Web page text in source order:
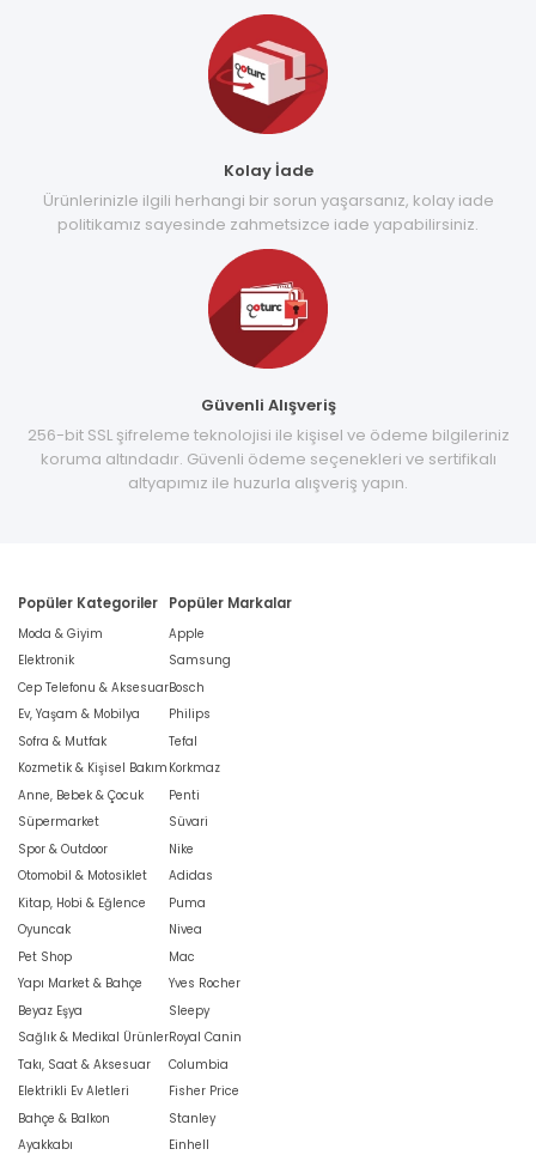
Kolay İade
Ürünlerinizle ilgili herhangi bir sorun yaşarsanız, kolay iade
politikamız sayesinde zahmetsizce iade yapabilirsiniz.
Güvenli Alışveriş
256-bit SSL şifreleme teknolojisi ile kişisel ve ödeme bilgileriniz
koruma altındadır. Güvenli ödeme seçenekleri ve sertifikalı
altyapımız ile huzurla alışveriş yapın.
Popüler Kategoriler
Moda & Giyim
Elektronik
Cep Telefonu & Aksesuar
Ev, Yaşam & Mobilya
Sofra & Mutfak
Kozmetik & Kişisel Bakım
Anne, Bebek & Çocuk
Süpermarket
Spor & Outdoor
Otomobil & Motosiklet
Kitap, Hobi & Eğlence
Oyuncak
Pet Shop
Yapı Market & Bahçe
Beyaz Eşya
Sağlık & Medikal Ürünler
Takı, Saat & Aksesuar
Elektrikli Ev Aletleri
Bahçe & Balkon
Ayakkabı
Popüler Markalar
Apple
Samsung
Bosch
Philips
Tefal
Korkmaz
Penti
Süvari
Nike
Adidas
Puma
Nivea
Mac
Yves Rocher
Sleepy
Royal Canin
Columbia
Fisher Price
Stanley
Einhell